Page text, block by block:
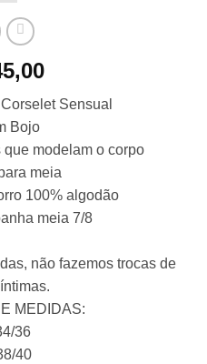
Sensual
Bojo
modelam o corpo
meia
100% algodão
meia 7/8
não fazemos trocas de
MEDIDAS:
36
40